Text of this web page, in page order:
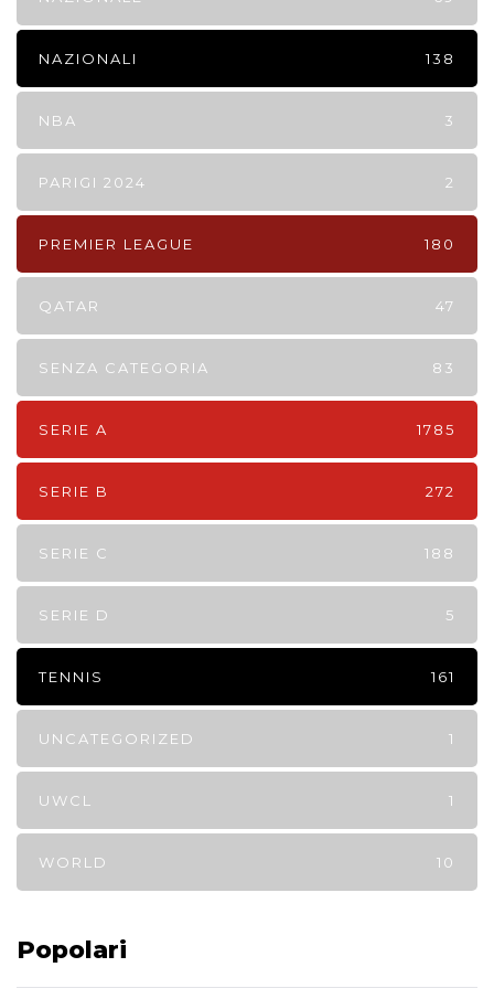
NAZIONALI 138
NBA 3
PARIGI 2024 2
PREMIER LEAGUE 180
QATAR 47
SENZA CATEGORIA 83
SERIE A 1785
SERIE B 272
SERIE C 188
SERIE D 5
TENNIS 161
UNCATEGORIZED 1
UWCL 1
WORLD 10
Popolari